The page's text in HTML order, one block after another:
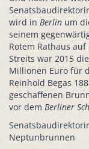
wird in Berlin um
seinem
Rotem Rathaus
Streits war 2015
Millionen Euro für
Reinhold Begas
geschaffenen
vor dem Berliner
Neptunbrunnen